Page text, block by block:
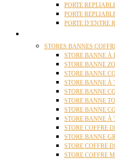
PORTE
PORTE
PORTE D’ENTRE
STORES BANNES
STORE BANNE À
STORE BANNE
STORE BANNE
STORE BANNE À
STORE BANNE
STORE BANNE
STORE BANNE
STORE BANNE À
STORE COFFRE
STORE BANNE
STORE COFFRE
STORE COFFRE